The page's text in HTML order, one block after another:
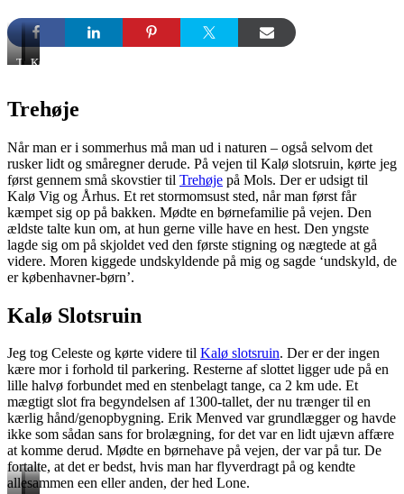
Tre
Kalø
Vig
Trehøje
Kalø
Trehøje
Når man er i sommerhus må man ud i naturen – også selvom det
rusker lidt og småregner derude. På vejen til Kalø slotsruin, kørte jeg
først gennem små skovstier til Trehøje på Mols. Der er udsigt til
Kalø Vig og Århus. Et ret stormomsust sted, når man først får
kæmpet sig op på bakken. Mødte en børnefamilie på vejen. Den
ældste talte kun om, at hun gerne ville have en hest. Den yngste
lagde sig om på skjoldet ved den første stigning og nægtede at gå
videre. Moren kiggede undskyldende på mig og sagde ‘undskyld, de
er københavner-børn’.
Kalø Slotsruin
Jeg tog Celeste og kørte videre til Kalø slotsruin. Der er der ingen
kære mor i forhold til parkering. Resterne af slottet ligger ude på en
lille halvø forbundet med en stenbelagt tange, ca 2 km ude. Et
mægtigt slot fra begyndelsen af 1300-tallet, der nu trænger til en
kærlig hånd/genopbygning. Erik Menved var grundlægger og havde
ikke som sådan sans for brolægning, for det var en lidt ujævn affære
at komme derud. Mødte en børnehave på vejen, der var på tur. De
fortalte, at det er bedst, hvis man har flyverdragt på og kendte
allesammen een eller anden, der hed Lone.